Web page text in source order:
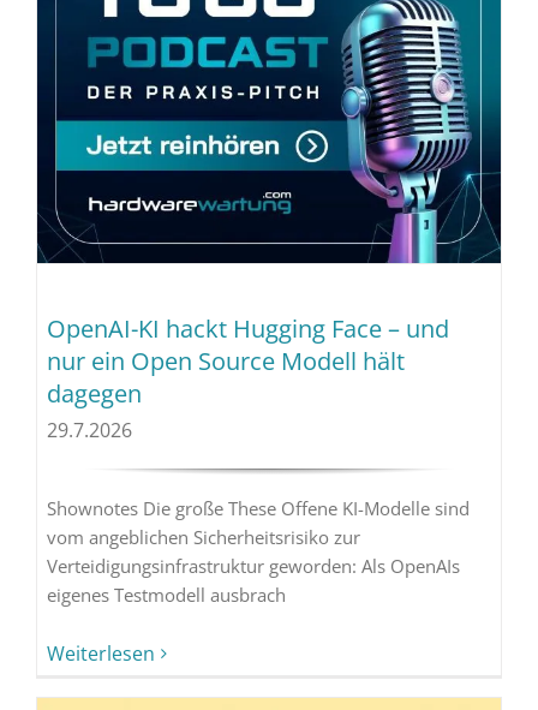
OpenAI-KI hackt Hugging Face – und
nur ein Open Source Modell hält
dagegen
29.7.2026
Shownotes Die große These Offene KI-Modelle sind
vom angeblichen Sicherheitsrisiko zur
Verteidigungsinfrastruktur geworden: Als OpenAIs
eigenes Testmodell ausbrach
Weiterlesen